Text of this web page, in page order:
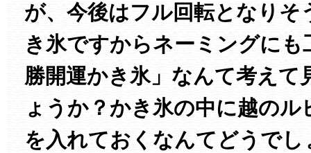
が、今後はフル回転となりそ
き氷ですからネーミングにも
勝開運かき氷」なんて考えて
ょうか？かき氷の中に越の
を入れておくなんてどうで